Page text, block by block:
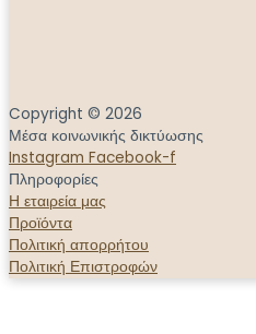
Copyright © 2026
Μέσα κοινωνικής δικτύωσης
Instagram Facebook-f
Πληροφορίες
Η εταιρεία μας
Προϊόντα
Πολιτική απορρήτου
Πολιτική Επιστροφών